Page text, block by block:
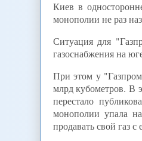
Киев в
монополии не раз
Ситуация для
газоснабжения на
При этом у
млрд кубометров. В
перестало
монополии упала
продавать свой газ